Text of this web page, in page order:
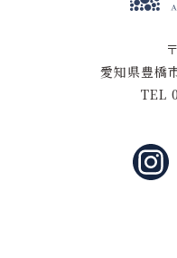
愛知県豊橋
TEL